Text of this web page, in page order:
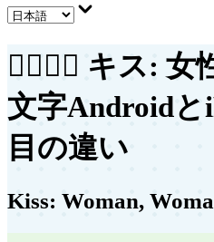
👩‍❤️‍💋‍👩 キス: 女
文字Androidと
目の違い
Kiss: Woman,